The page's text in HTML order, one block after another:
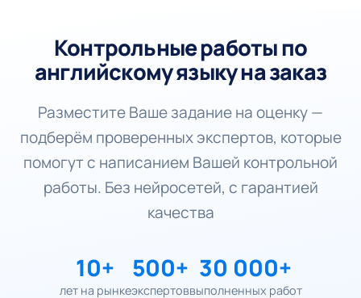
Контрольные работы по
английскому языку на заказ
Разместите Ваше задание на оценку —
подберём проверенных экспертов, которые
помогут с написанием Вашей контрольной
работы. Без нейросетей, с гарантией
качества
10+
лет на рынке
500+
экспертов
30 000+
выполненных работ